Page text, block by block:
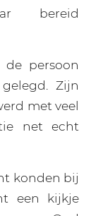
bereid
persoon
Zijn
met veel
net echt
konden bij
een kijkje